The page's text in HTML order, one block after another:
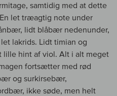
samtidig med at dette
let træagtig note under
lidt blåbær nedenunder,
lakrids. Lidt timian og
lille hint af viol. Alt i alt meget
fortsætter med rød
og surkirsebær,
ikke søde, men helt